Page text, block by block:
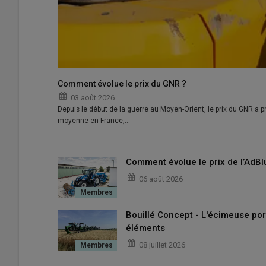
Comment évolue le prix du GNR ?
03 août 2026
Depuis le début de la guerre au Moyen-Orient, le prix du GNR a
moyenne en France,…
Comment évolue le prix de
06 août 2026
Bouillé Concept - L'écimeuse
éléments
08 juillet 2026